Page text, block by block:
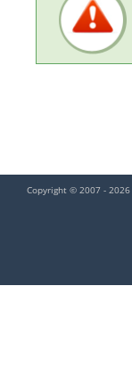
Copyright © 2007 - 2026